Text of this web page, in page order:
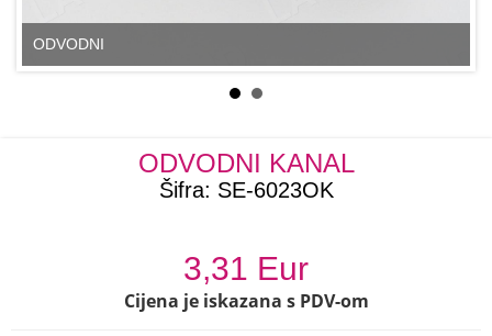
ODVODNI
ODVODNI KANAL
Šifra: SE-6023OK
3,31 Eur
Cijena je iskazana s PDV-om